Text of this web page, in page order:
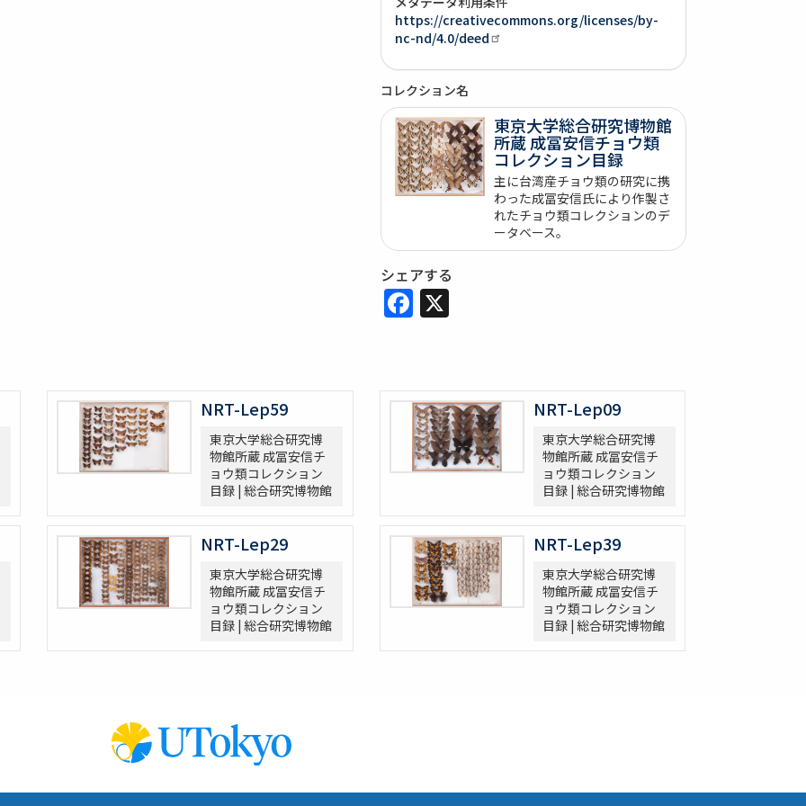
https://creativecommons.org/licenses/by-
nc-nd/4.0/deed
コレクション名
東京大学総合研究博物館
所蔵 成冨安信チョウ類
コレクション目録
主に台湾産チョウ類の研究に携
わった成冨安信氏により作製さ
れたチョウ類コレクションのデ
ータベース。
シェアする
Facebook
X
NRT-Lep59
東京大学総合研究博
物館所蔵 成冨安信チ
ョウ類コレクション
目録 | 総合研究博物館
NRT-Lep09
東京大学総合研究博
物館所蔵 成冨安信チ
ョウ類コレクション
目録 | 総合研究博物館
NRT-Lep29
東京大学総合研究博
物館所蔵 成冨安信チ
ョウ類コレクション
目録 | 総合研究博物館
NRT-Lep39
東京大学総合研究博
物館所蔵 成冨安信チ
ョウ類コレクション
目録 | 総合研究博物館